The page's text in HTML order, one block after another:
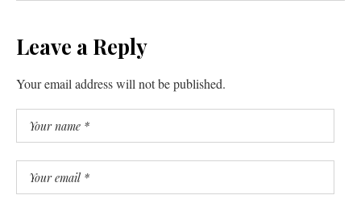
Leave a Reply
Your email address will not be published.